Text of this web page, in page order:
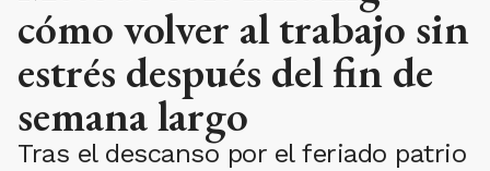
cómo volver al trabajo sin
estrés después del fin de
semana largo
Tras el descanso por el feriado patrio